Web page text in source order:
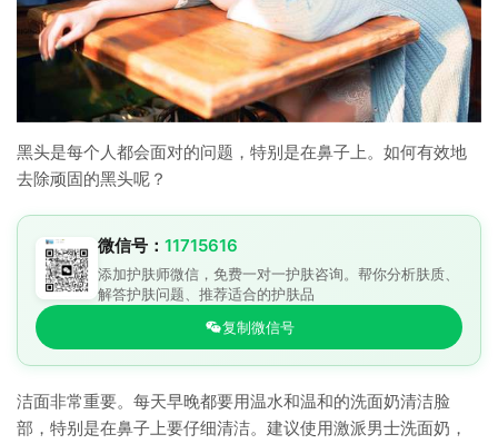
黑头是每个人都会面对的问题，特别是在鼻子上。如何有效地
去除顽固的黑头呢？
微信号： 11715616
添加护肤师微信，免费一对一护肤咨询。帮你分析肤质、
解答护肤问题、推荐适合的护肤品
复制微信号
洁面非常重要。每天早晚都要用温水和温和的洗面奶清洁脸
部，特别是在鼻子上要仔细清洁。建议使用激派男士洗面奶，